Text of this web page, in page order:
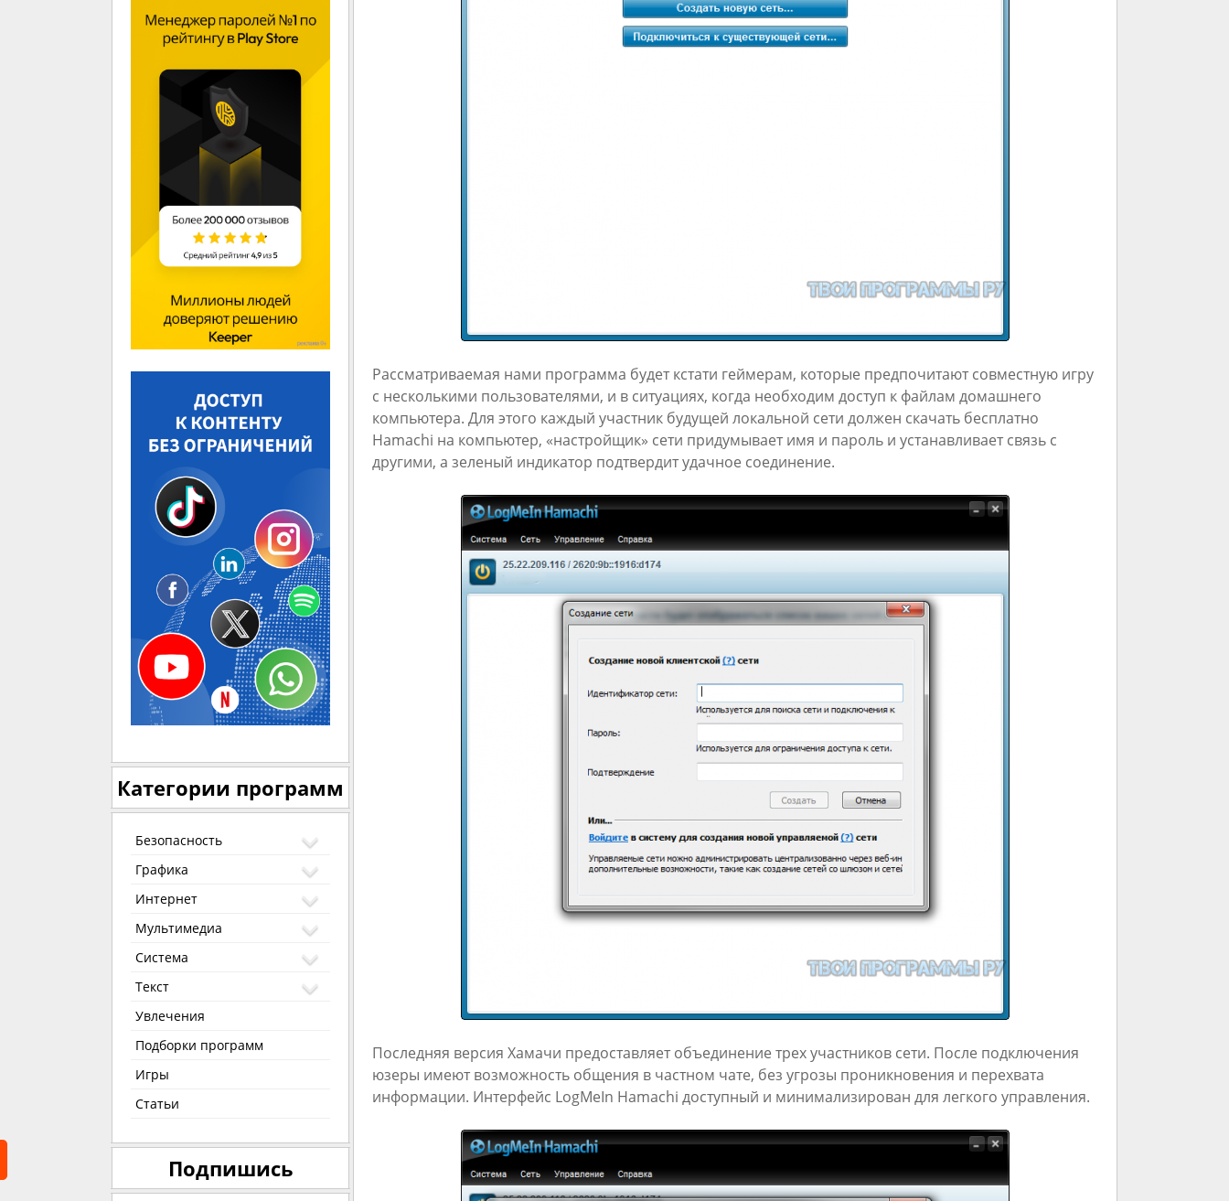
Рассматриваемая нами программа будет кстати геймерам, которые предпочитают совместную игру
с несколькими пользователями, и в ситуациях, когда необходим доступ к файлам домашнего
компьютера. Для этого каждый участник будущей локальной сети должен скачать бесплатно
Hamachi на компьютер, «настройщик» сети придумывает имя и пароль и устанавливает связь с
другими, а зеленый индикатор подтвердит удачное соединение.
Последняя версия Хамачи предоставляет объединение трех участников сети. После подключения
юзеры имеют возможность общения в частном чате, без угрозы проникновения и перехвата
информации. Интерфейс LogMeIn Hamachi доступный и минимализирован для легкого управления.
Категории программ
Безопасность
Графика
Интернет
Мультимедиа
Система
Текст
Увлечения
Подборки программ
Игры
Статьи
Подпишись